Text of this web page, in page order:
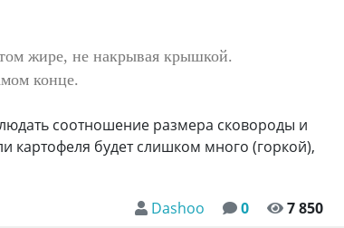
жире, не накрывая крышкой.
конце.
соотношение размера сковороды и
картофеля будет слишком много (горкой),
Dashoo
0 7 850